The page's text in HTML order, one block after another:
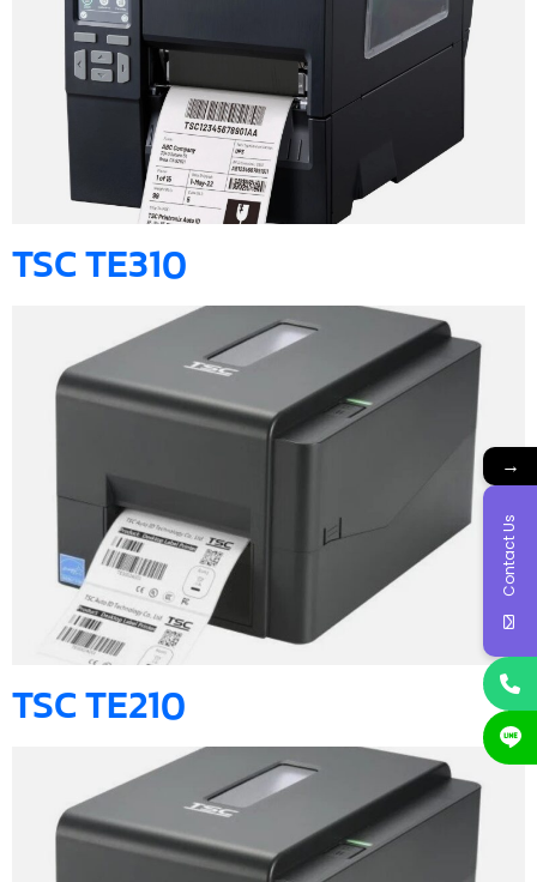
TSC TE310
TSC TE210
→
Contact Us